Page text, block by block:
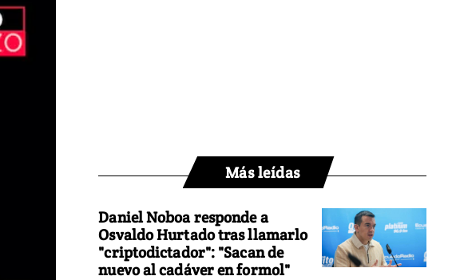
Más leídas
Daniel Noboa responde a
Osvaldo Hurtado tras llamarlo
"criptodictador": "Sacan de
nuevo al cadáver en formol"